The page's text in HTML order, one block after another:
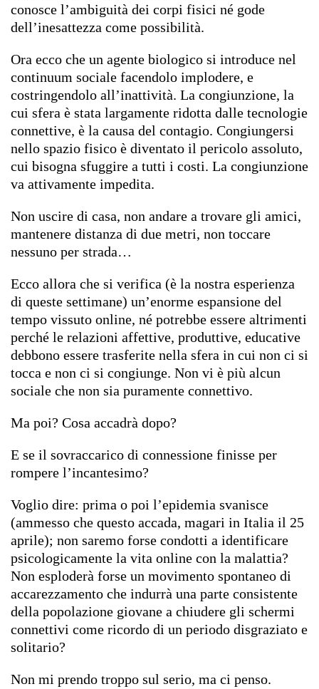
conosce l’ambiguità dei corpi fisici né gode
dell’inesattezza come possibilità.
Ora ecco che un agente biologico si introduce nel
continuum sociale facendolo implodere, e
costringendolo all’inattività. La congiunzione, la
cui sfera è stata largamente ridotta dalle tecnologie
connettive, è la causa del contagio. Congiungersi
nello spazio fisico è diventato il pericolo assoluto,
cui bisogna sfuggire a tutti i costi. La congiunzione
va attivamente impedita.
Non uscire di casa, non andare a trovare gli amici,
mantenere distanza di due metri, non toccare
nessuno per strada…
Ecco allora che si verifica (è la nostra esperienza
di queste settimane) un’enorme espansione del
tempo vissuto online, né potrebbe essere altrimenti
perché le relazioni affettive, produttive, educative
debbono essere trasferite nella sfera in cui non ci si
tocca e non ci si congiunge. Non vi è più alcun
sociale che non sia puramente connettivo.
Ma poi? Cosa accadrà dopo?
E se il sovraccarico di connessione finisse per
rompere l’incantesimo?
Voglio dire: prima o poi l’epidemia svanisce
(ammesso che questo accada, magari in Italia il 25
aprile); non saremo forse condotti a identificare
psicologicamente la vita online con la malattia?
Non esploderà forse un movimento spontaneo di
accarezzamento che indurrà una parte consistente
della popolazione giovane a chiudere gli schermi
connettivi come ricordo di un periodo disgraziato e
solitario?
Non mi prendo troppo sul serio, ma ci penso.